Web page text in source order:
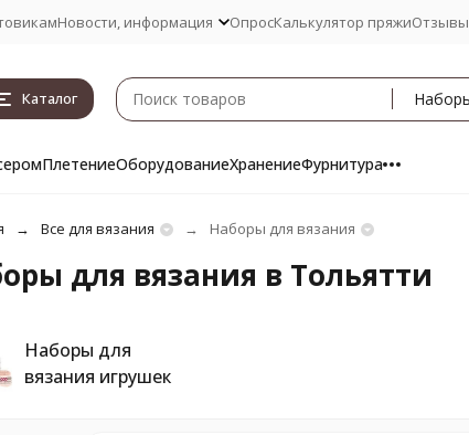
Новости, информация ОпросКалькулятор пряжиОтзывы
Каталог
ПлетениеОборудованиеХранениеФурнитура
Все для вязания Наборы для вязания
для вязания в Тольятти
Наборы для
вязания игрушек